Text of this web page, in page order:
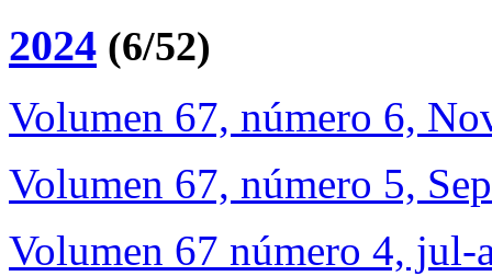
2024 (6/52)
Volumen 67, número 6,
Volumen 67, número 5,
Volumen 67 número 4, jul-